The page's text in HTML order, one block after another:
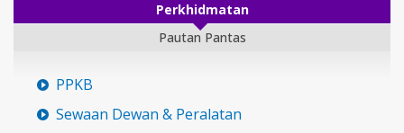
Perkhidmatan
Pautan Pantas
PPKB
Sewaan Dewan & Peralatan